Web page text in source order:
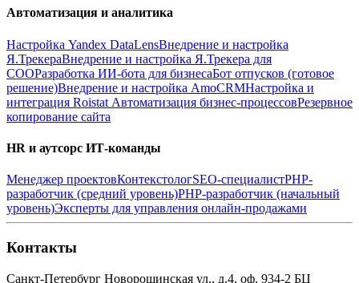
Автоматизация и аналитика
Настройка Yandex DataLensВнедрение и настройка
Я.ТрекераВнедрение и настройка Я.Трекера для
СООРазработка ИИ-бота для бизнесаБот отпусков (готовое
решение)Внедрение и настройка AmoCRMНастройка и
интеграция Roistat Автоматизация бизнес-процессовРезервное
копирование сайта
HR и аутсорс ИТ-команды
Менеджер проектовКонтекстологSEO-специалистPHP-
разработчик (средний уровень)PHP-разработчик (начальный
уровень)Эксперты для управления онлайн-продажами
Контакты
Санкт-Петербург Новорощинская ул., д.4, оф. 934-2 БЦ